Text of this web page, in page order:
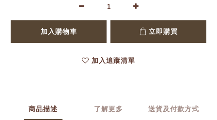
加入購物車 立即購買
加入追蹤清單
商品描述 了解更多 送貨及付款方式